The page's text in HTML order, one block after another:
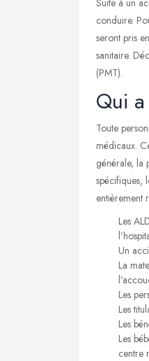
Suite à un
conduire.
seront pris
sanitaire.
(PMT).
Qui
Toute
médicaux.
générale, la
spécifiques,
entièrement
Les
Un
La
Les
Les
Les
Les
centre